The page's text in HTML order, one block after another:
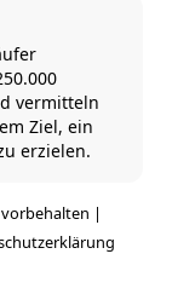
vermitteln
Ziel, ein
erzielen.
|